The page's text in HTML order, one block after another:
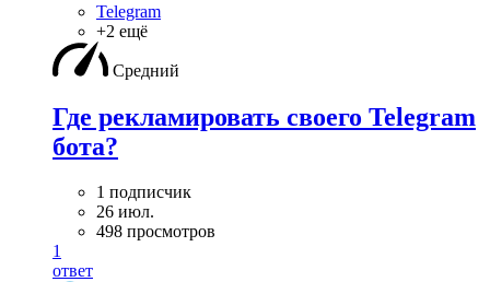
Telegram
+2 ещё
Средний
Где рекламировать своего Telegram
бота?
1 подписчик
26 июл.
498 просмотров
1
ответ